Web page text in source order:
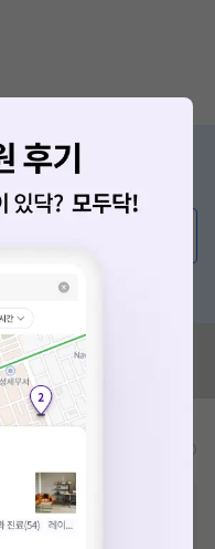
있나요?
려요!
게시글 보러가기
격과 상이할 수 있으니, 정확
.